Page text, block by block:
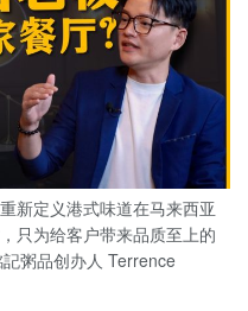
新定义港式味道在马来西亚
只为给客户带来品质至上的
粥品创办人 Terrence